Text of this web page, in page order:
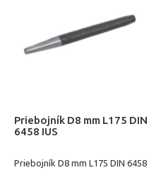
Priebojník D8 mm L175 DIN
6458 IUS
Priebojník D8 mm L175 DIN 6458